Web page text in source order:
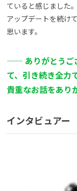
ていると感じました
アップデートを続け
思います。
—— ありがとうご
て、引き続き全力
貴重なお話をあり
インタビュアー